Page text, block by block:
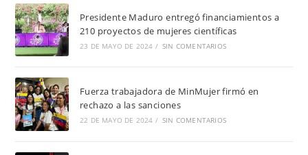
Presidente Maduro entregó financiamientos a
210 proyectos de mujeres científicas
23 DE MAYO DE 2024 / SIN COMENTARIOS
Fuerza trabajadora de MinMujer firmó en
rechazo a las sanciones
22 DE MAYO DE 2024 / SIN COMENTARIOS